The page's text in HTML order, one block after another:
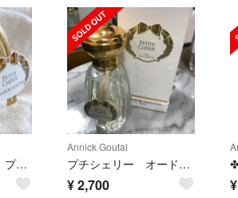
アニックグタール プチシェリー オードパルファム
Annick Goutal
プチシェリー オードトワレ
¥2,700 ¥